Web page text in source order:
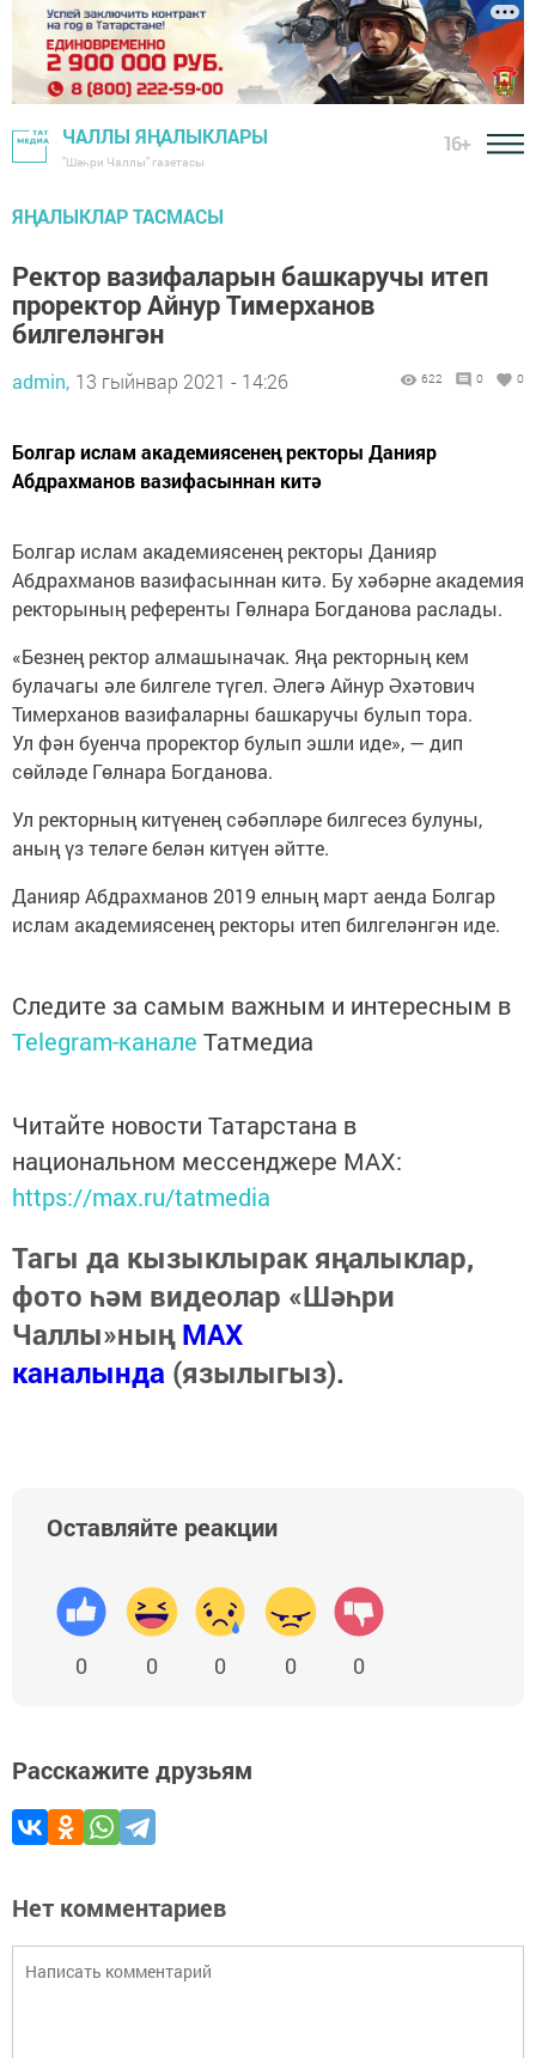
ЧАЛЛЫ ЯҢАЛЫКЛАРЫ
"Шәһри Чаллы" газетасы
16+
ЯҢАЛЫКЛАР ТАСМАСЫ
Ректор вазифаларын башкаручы итеп
проректор Айнур Тимерханов
билгеләнгән
admin, 13 гыйнвар 2021 - 14:26 622 0 0
Болгар ислам академиясенең ректоры Данияр
Абдрахманов вазифасыннан китә
Болгар ислам академиясенең ректоры Данияр
Абдрахманов вазифасыннан китә. Бу хәбәрне академия
ректорының референты Гөлнара Богданова раслады.
«Безнең ректор алмашыначак. Яңа ректорның кем
булачагы әле билгеле түгел. Әлегә Айнур Әхәтович
Тимерханов вазифаларны башкаручы булып тора.
Ул фән буенча проректор булып эшли иде», — дип
сөйләде Гөлнара Богданова.
Ул ректорның китүенең сәбәпләре билгесез булуны,
аның үз теләге белән китүен әйтте.
Данияр Абдрахманов 2019 елның март аенда Болгар
ислам академиясенең ректоры итеп билгеләнгән иде.
Следите за самым важным и интересным в
Telegram-канале Татмедиа
Читайте новости Татарстана в
национальном мессенджере MАХ:
https://max.ru/tatmedia
Тагы да кызыклырак яңалыклар,
фото һәм видеолар «Шәһри
Чаллы»ныңMAX
каналында (язылыгыз).
Оставляйте реакции
0 0 0 0 0
Расскажите друзьям
Нет комментариев